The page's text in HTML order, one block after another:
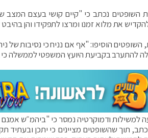
השופטים נכתב כי "קיים קושי בעצם המצב
את מלוא זמנו ומרצו לתפקידו והן
השופטים הוסיפו: "אף אם נניח כי נסיבות של
להתערב בקביעת היועץ המשפטי לממשלה
למשילות ודמוקרטיה נמסר כי "ביהמ״ש
תוך שהשופטים מציינים כי יתכן